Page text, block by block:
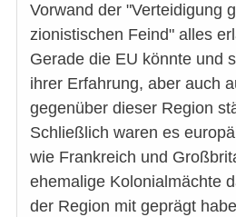
Vorwand der "Verteidigung
zionistischen Feind" alles
Gerade die EU könnte und
ihrer Erfahrung, aber auch
gegenüber dieser Region
Schließlich waren es
wie Frankreich und
ehemalige Kolonialmächte
der Region mit geprägt